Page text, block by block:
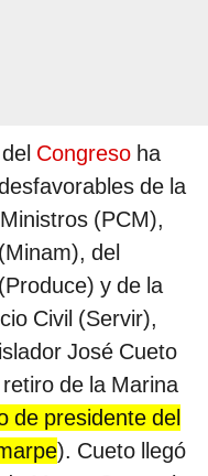
Congreso ha
de la
(PCM),
del
y de la
Civil (Servir),
José Cueto
de la Marina
de presidente del
). Cueto llegó